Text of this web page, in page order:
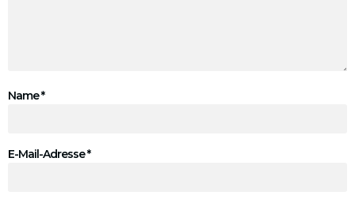
Name*
E-Mail-Adresse*